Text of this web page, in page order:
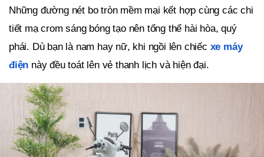
Những đường nét bo tròn mềm mại kết hợp cùng các chi
tiết mạ crom sáng bóng tạo nên tổng thể hài hòa, quý
phái. Dù bạn là nam hay nữ, khi ngồi lên chiếc xe máy
điện này đều toát lên vẻ thanh lịch và hiện đại.